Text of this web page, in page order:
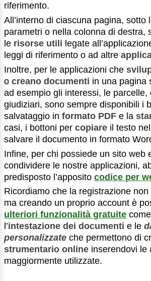
riferimento.
All’interno di ciascuna pagina, sotto
parametri o nella colonna di destra,
le risorse utili legate
leggi di riferimento o ad altre
Inoltre, per le applicazioni che
o creano documenti in una pagina
ad esempio gli interessi, le parcelle,
giudiziari, sono sempre disponibili i
salvataggio in formato PDF e la
casi, i bottoni per copiare il testo
salvare il documento in formato
Infine, per chi possiede un sito web
condividere le nostre applicazioni,
predisposto l’apposito codice per
Ricordiamo che la registrazione
ma creando un proprio account è
ulteriori funzionalità gratuite
l’intestazione dei documenti e le
personalizzate che permettono di
strumentario online inserendovi le
maggiormente utilizzate.